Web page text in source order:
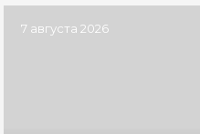
7 августа 2026